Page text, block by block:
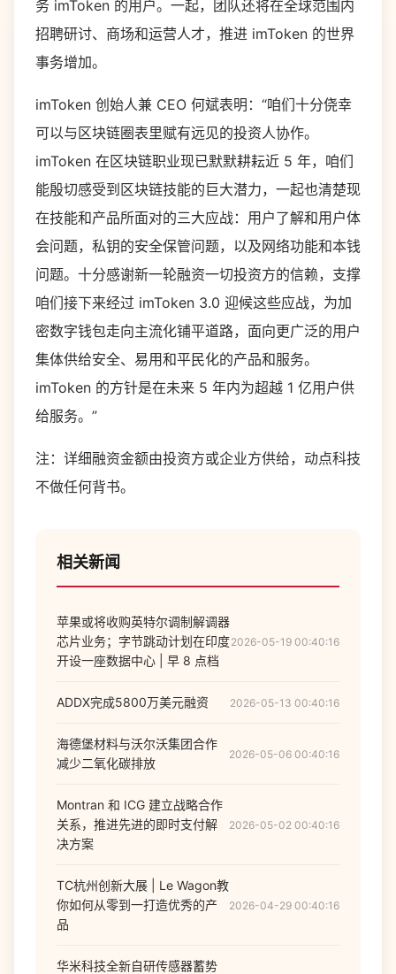
务 imToken 的用户。一起，团队还将在全球范围内
招聘研讨、商场和运营人才，推进 imToken 的世界
事务增加。
imToken 创始人兼 CEO 何斌表明：“咱们十分侥幸
可以与区块链圈表里赋有远见的投资人协作。
imToken 在区块链职业现已默默耕耘近 5 年，咱们
能殷切感受到区块链技能的巨大潜力，一起也清楚现
在技能和产品所面对的三大应战：用户了解和用户体
会问题，私钥的安全保管问题，以及网络功能和本钱
问题。十分感谢新一轮融资一切投资方的信赖，支撑
咱们接下来经过 imToken 3.0 迎候这些应战，为加
密数字钱包走向主流化铺平道路，面向更广泛的用户
集体供给安全、易用和平民化的产品和服务。
imToken 的方针是在未来 5 年内为超越 1 亿用户供
给服务。”
注：详细融资金额由投资方或企业方供给，动点科技
不做任何背书。
相关新闻
苹果或将收购英特尔调制解调器
芯片业务；字节跳动计划在印度
开设一座数据中心 | 早 8 点档
2026-05-19 00:40:16
ADDX完成5800万美元融资 2026-05-13 00:40:16
海德堡材料与沃尔沃集团合作
减少二氧化碳排放
2026-05-06 00:40:16
Montran 和 ICG 建立战略合作
关系，推进先进的即时支付解
决方案
2026-05-02 00:40:16
TC杭州创新大展 | Le Wagon教
你如何从零到一打造优秀的产
品
2026-04-29 00:40:16
华米科技全新自研传感器蓄势